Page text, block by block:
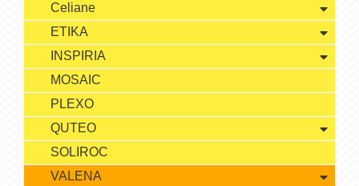
Celiane
ETIKA
INSPIRIA
MOSAIC
PLEXO
QUTEO
SOLIROC
VALENA